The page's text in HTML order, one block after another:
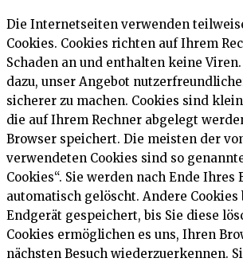
Die Internetseiten verwenden
Cookies. Cookies richten auf Ihrem
Schaden an und enthalten keine
dazu, unser Angebot
sicherer zu machen. Cookies sind
die auf Ihrem Rechner abgelegt
Browser speichert. Die meisten der
verwendeten Cookies sind so
Cookies“. Sie werden nach Ende Ihres
automatisch gelöscht. Andere
Endgerät gespeichert, bis Sie diese
Cookies ermöglichen es uns, Ihren
nächsten Besuch wiederzuerkennen.